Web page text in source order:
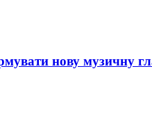
нову музичну